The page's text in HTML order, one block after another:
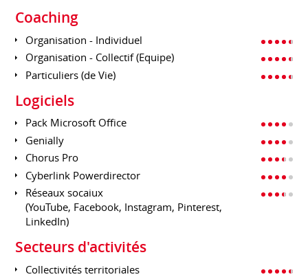
Coaching
Organisation - Individuel
Organisation - Collectif (Equipe)
Particuliers (de Vie)
Logiciels
Pack Microsoft Office
Genially
Chorus Pro
Cyberlink Powerdirector
Réseaux socaiux
(YouTube, Facebook, Instagram, Pinterest,
LinkedIn)
Secteurs d'activités
Collectivités territoriales